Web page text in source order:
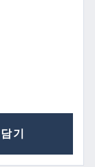
거나 버튼
기